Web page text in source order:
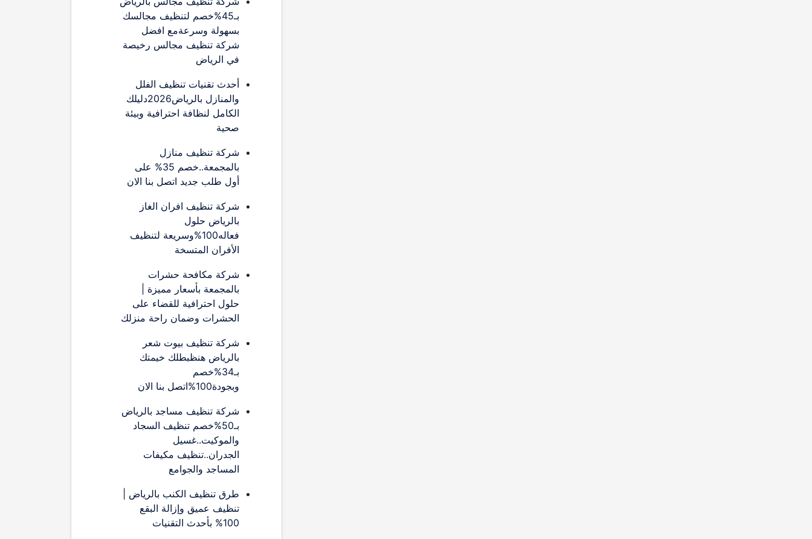
بـ45%خصم لتنظيف مجالسك
بسهولة وسرعةمع افضل
شركة تنظيف مجالس رخيصة
في الرياض
أحدث تقنيات تنظيف الفلل
والمنازل بالرياض2026دليلك
الكامل لنظافة احترافية وبيئة
صحية
شركة تنظيف منازل
بالمجمعة..خصم 35% على
أول طلب جديد اتصل بنا الان
شركة تنظيف افران الغاز
بالرياض حلول
فعاله100%وسريعة لتنظيف
الأفران المتسخة
شركة مكافحة حشرات
بالمجمعة بأسعار مميزة |
حلول احترافية للقضاء على
الحشرات وضمان راحة منزلك
شركة تنظيف بيوت شعر
بالرياض هنظبطلك خيمتك
بـ34%خصم
وبجودة100%اتصل بنا الان
شركة تنظيف مساجد بالرياض
بـ50%خصم تنظيف السجاد
والموكيت..غسيل
الجدران..تنظيف مكيفات
المساجد والجوامع
طرق تنظيف الكنب بالرياض |
تنظيف عميق وإزالة البقع
100% بأحدث التقنيات